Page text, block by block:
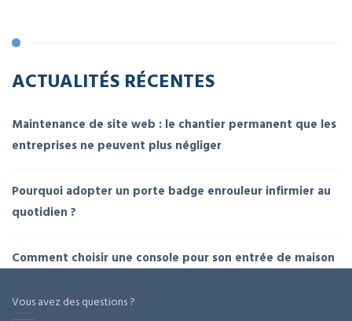
ACTUALITÉS RÉCENTES
Maintenance de site web : le chantier permanent que les
entreprises ne peuvent plus négliger
Pourquoi adopter un porte badge enrouleur infirmier au
quotidien ?
Comment choisir une console pour son entrée de maison
Vous avez des questions ?